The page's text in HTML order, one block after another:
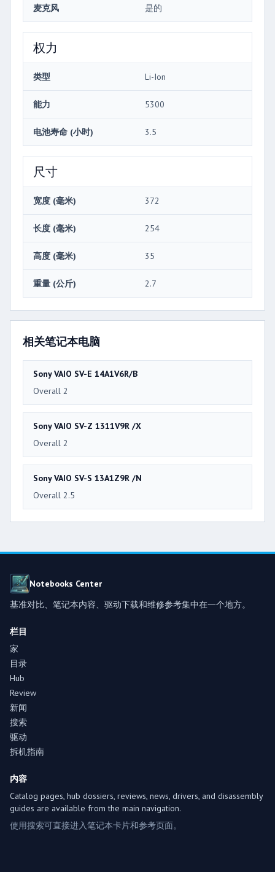
麦克风 是的
权力
类型 Li-Ion
能力 5300
电池寿命 (小时) 3.5
尺寸
宽度 (毫米) 372
长度 (毫米) 254
高度 (毫米) 35
重量 (公斤) 2.7
相关笔记本电脑
Sony VAIO SV-E 14A1V6R/B
Overall 2
Sony VAIO SV-Z 1311V9R /X
Overall 2
Sony VAIO SV-S 13A1Z9R /N
Overall 2.5
Notebooks Center
基准对比、笔记本内容、驱动下载和维修参考集中在一个地方。
栏目
家
目录
Hub
Review
新闻
搜索
驱动
拆机指南
内容
Catalog pages, hub dossiers, reviews, news, drivers, and disassembly
guides are available from the main navigation.
使用搜索可直接进入笔记本卡片和参考页面。